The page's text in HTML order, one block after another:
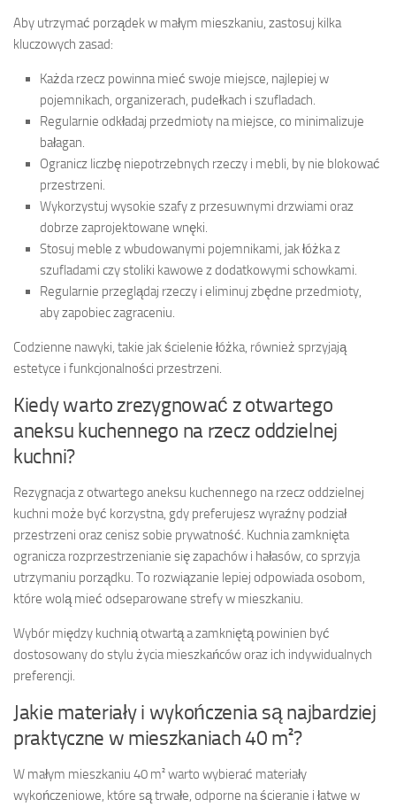
Aby utrzymać porządek w małym mieszkaniu, zastosuj kilka
kluczowych zasad:
Każda rzecz powinna mieć swoje miejsce, najlepiej w
pojemnikach, organizerach, pudełkach i szufladach.
Regularnie odkładaj przedmioty na miejsce, co minimalizuje
bałagan.
Ogranicz liczbę niepotrzebnych rzeczy i mebli, by nie blokować
przestrzeni.
Wykorzystuj wysokie szafy z przesuwnymi drzwiami oraz
dobrze zaprojektowane wnęki.
Stosuj meble z wbudowanymi pojemnikami, jak łóżka z
szufladami czy stoliki kawowe z dodatkowymi schowkami.
Regularnie przeglądaj rzeczy i eliminuj zbędne przedmioty,
aby zapobiec zagraceniu.
Codzienne nawyki, takie jak ścielenie łóżka, również sprzyjają
estetyce i funkcjonalności przestrzeni.
Kiedy warto zrezygnować z otwartego
aneksu kuchennego na rzecz oddzielnej
kuchni?
Rezygnacja z otwartego aneksu kuchennego na rzecz oddzielnej
kuchni może być korzystna, gdy preferujesz wyraźny podział
przestrzeni oraz cenisz sobie prywatność. Kuchnia zamknięta
ogranicza rozprzestrzenianie się zapachów i hałasów, co sprzyja
utrzymaniu porządku. To rozwiązanie lepiej odpowiada osobom,
które wolą mieć odseparowane strefy w mieszkaniu.
Wybór między kuchnią otwartą a zamkniętą powinien być
dostosowany do stylu życia mieszkańców oraz ich indywidualnych
preferencji.
Jakie materiały i wykończenia są najbardziej
praktyczne w mieszkaniach 40 m²?
W małym mieszkaniu 40 m² warto wybierać materiały
wykończeniowe, które są trwałe, odporne na ścieranie i łatwe w